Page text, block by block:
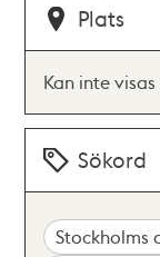
Plats
Kan inte
Sökord
Stockholms